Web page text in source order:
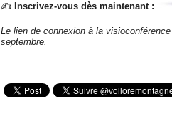
✍️ Inscrivez-vous dès maintenant :
Le lien de connexion à la
septembre.